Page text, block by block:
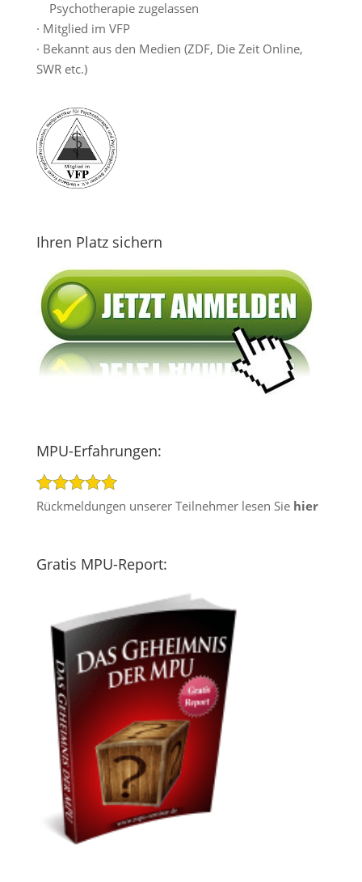
Psychotherapie zugelassen
· Mitglied im VFP
· Bekannt aus den Medien (ZDF, Die Zeit Online,
SWR etc.)
Ihren Platz sichern
MPU-Erfahrungen:
Rückmeldungen unserer Teilnehmer lesen Sie hier
Gratis MPU-Report: